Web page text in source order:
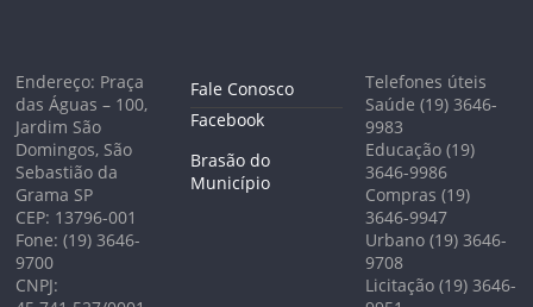
Endereço: Praça
das Águas – 100,
Jardim São
Domingos, São
Sebastião da
Grama SP
CEP: 13796-001
Fone: (19) 3646-
9700
CNPJ:
Fale Conosco
Facebook
Brasão do
Município
Telefones úteis
Saúde (19) 3646-
9983
Educação (19)
3646-9986
Compras (19)
3646-9947
Urbano (19) 3646-
9708
Licitação (19) 3646-